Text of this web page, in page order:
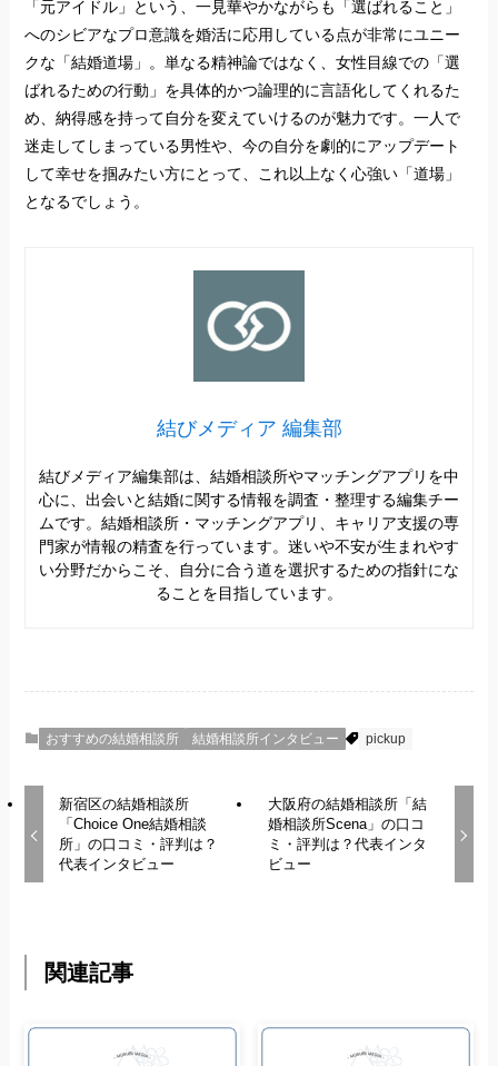
「元アイドル」という、一見華やかながらも「選ばれること」
へのシビアなプロ意識を婚活に応用している点が非常にユニー
クな「結婚道場」。単なる精神論ではなく、女性目線での「選
ばれるための行動」を具体的かつ論理的に言語化してくれるた
め、納得感を持って自分を変えていけるのが魅力です。一人で
迷走してしまっている男性や、今の自分を劇的にアップデート
して幸せを掴みたい方にとって、これ以上なく心強い「道場」
となるでしょう。
結びメディア 編集部
結びメディア編集部は、結婚相談所やマッチングアプリを中
心に、出会いと結婚に関する情報を調査・整理する編集チー
ムです。結婚相談所・マッチングアプリ、キャリア支援の専
門家が情報の精査を行っています。迷いや不安が生まれやす
い分野だからこそ、自分に合う道を選択するための指針にな
ることを目指しています。
おすすめの結婚相談所 結婚相談所インタビュー pickup
新宿区の結婚相談所
「Choice One結婚相談
所」の口コミ・評判は？
代表インタビュー
大阪府の結婚相談所「結
婚相談所Scena」の口コ
ミ・評判は？代表インタ
ビュー
関連記事